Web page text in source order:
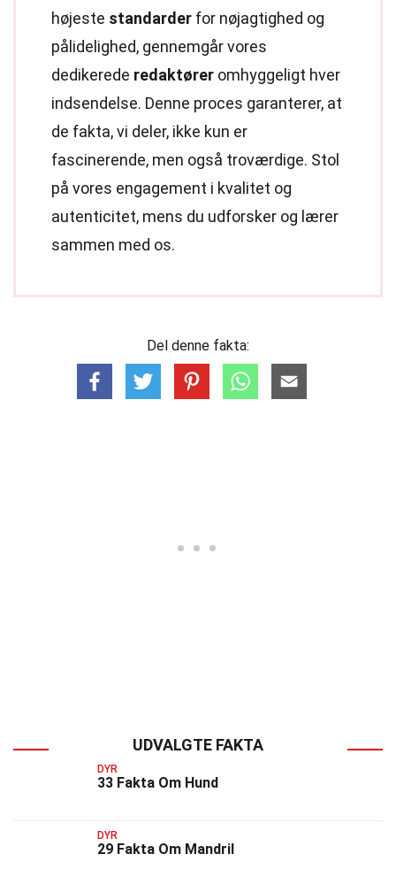
højeste standarder for nøjagtighed og
pålidelighed, gennemgår vores
dedikerede redaktører omhyggeligt hver
indsendelse. Denne proces garanterer, at
de fakta, vi deler, ikke kun er
fascinerende, men også troværdige. Stol
på vores engagement i kvalitet og
autenticitet, mens du udforsker og lærer
sammen med os.
Del denne fakta:
UDVALGTE FAKTA
DYR
33 Fakta Om Hund
DYR
29 Fakta Om Mandril